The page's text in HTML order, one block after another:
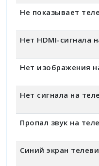
Не показывает
Нет HDMI-сигнала
Нет изображения
Нет сигнала на
Пропал звук на
Синий экран